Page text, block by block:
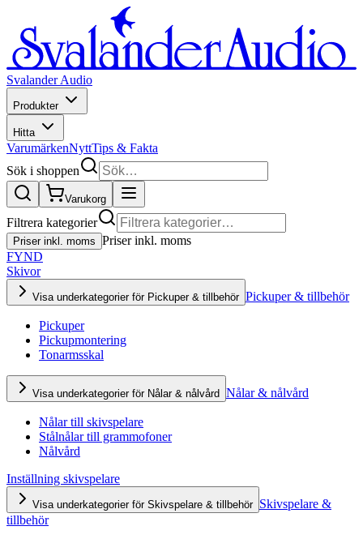
Svalander Audio
Produkter
Hitta
VarumärkenNyttTips & Fakta
Sök i shoppen
Varukorg
Filtrera kategorier
Priser inkl. moms Priser inkl. moms
FYND
Skivor
Visa underkategorier för Pickuper & tillbehör Pickuper & tillbehör
Pickuper
Pickupmontering
Tonarmsskal
Visa underkategorier för Nålar & nålvård Nålar & nålvård
Nålar till skivspelare
Stålnålar till grammofoner
Nålvård
Inställning skivspelare
Visa underkategorier för Skivspelare & tillbehör Skivspelare &
tillbehör